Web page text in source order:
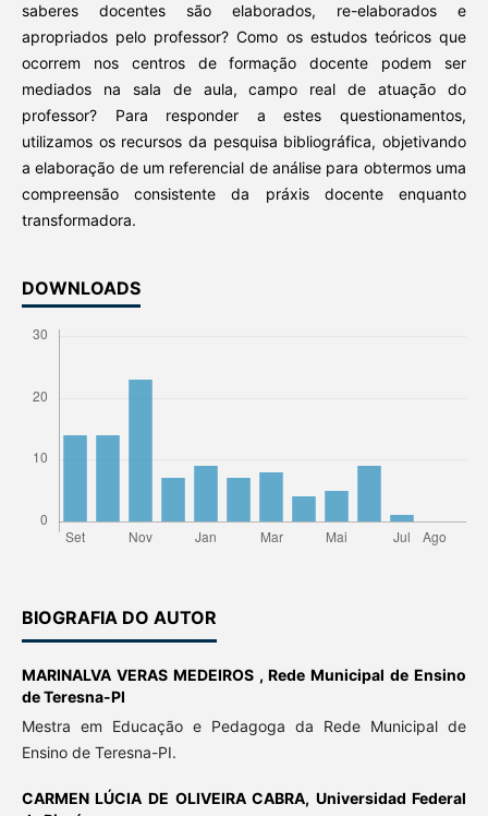
saberes docentes são elaborados, re-elaborados e
apropriados pelo professor? Como os estudos teóricos que
ocorrem nos centros de formação docente podem ser
mediados na sala de aula, campo real de atuação do
professor? Para responder a estes questionamentos,
utilizamos os recursos da pesquisa bibliográfica, objetivando
a elaboração de um referencial de análise para obtermos uma
compreensão consistente da práxis docente enquanto
transformadora.
DOWNLOADS
BIOGRAFIA DO AUTOR
MARINALVA VERAS MEDEIROS ,Rede Municipal de Ensino
de Teresna-PI
Mestra em Educação e Pedagoga da Rede Municipal de
Ensino de Teresna-PI.
CARMEN LÚCIA DE OLIVEIRA CABRA, Universidad Federal